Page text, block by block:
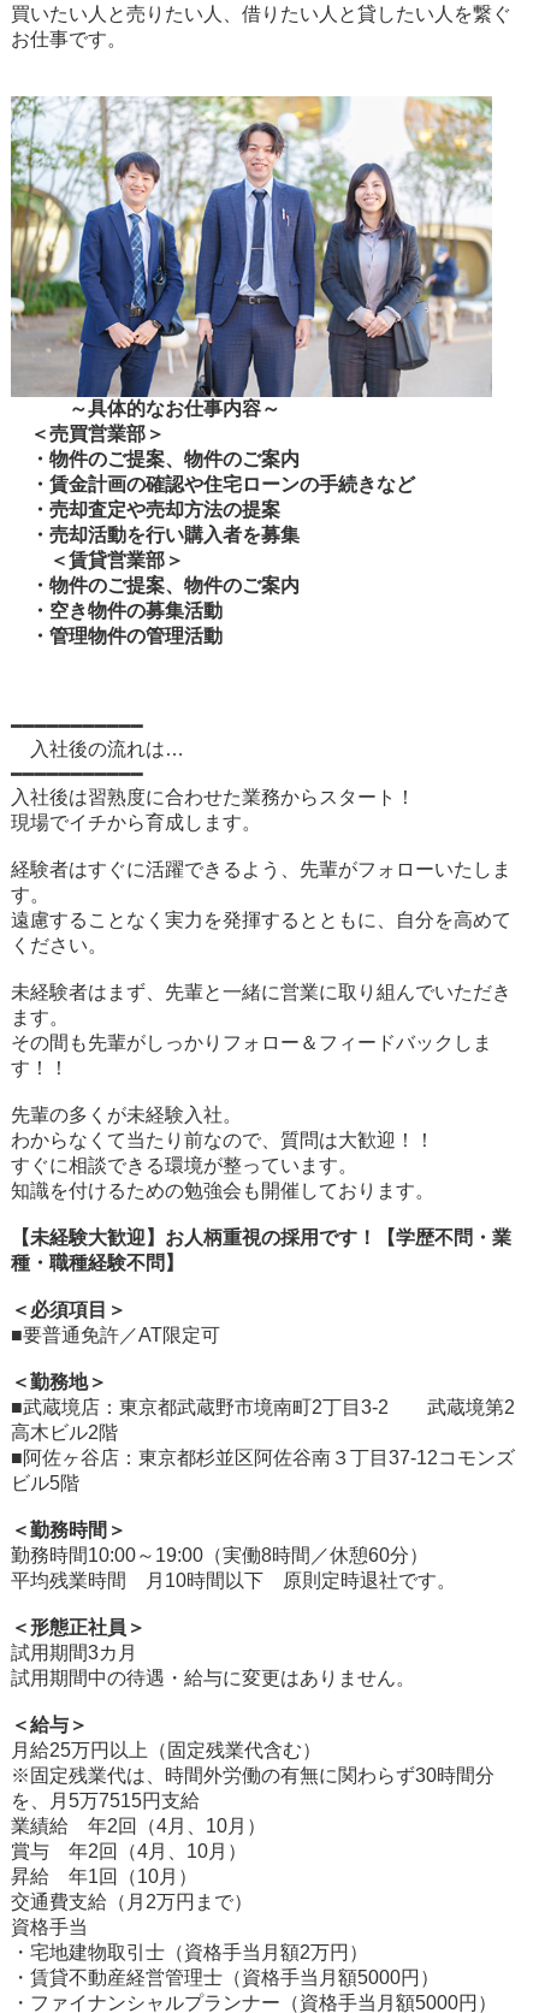
買いたい人と売りたい人、借りたい人と貸したい人を繋ぐ
お仕事です。
～具体的なお仕事内容～
＜売買営業部＞
・物件のご提案、物件のご案内
・賃金計画の確認や住宅ローンの手続きなど
・売却査定や売却方法の提案
・売却活動を行い購入者を募集
＜賃貸営業部＞
・物件のご提案、物件のご案内
・空き物件の募集活動
・管理物件の管理活動
━━━━━━━━━━━
入社後の流れは…
━━━━━━━━━━━
入社後は習熟度に合わせた業務からスタート！
現場でイチから育成します。
経験者はすぐに活躍できるよう、先輩がフォローいたしま
す。
遠慮することなく実力を発揮するとともに、自分を高めて
ください。
未経験者はまず、先輩と一緒に営業に取り組んでいただき
ます。
その間も先輩がしっかりフォロー＆フィードバックしま
す！！
先輩の多くが未経験入社。
わからなくて当たり前なので、質問は大歓迎！！
すぐに相談できる環境が整っています。
知識を付けるための勉強会も開催しております。
【未経験大歓迎】お人柄重視の採用です！【学歴不問・業
種・職種経験不問】
＜必須項目＞
■要普通免許／AT限定可
＜勤務地＞
■武蔵境店：東京都武蔵野市境南町2丁目3-2 武蔵境第2
高木ビル2階
■阿佐ヶ谷店：東京都杉並区阿佐谷南３丁目37-12コモンズ
ビル5階
＜勤務時間＞
勤務時間10:00～19:00（実働8時間／休憩60分）
平均残業時間 月10時間以下 原則定時退社です。
＜形態正社員＞
試用期間3カ月
試用期間中の待遇・給与に変更はありません。
＜給与＞
月給25万円以上（固定残業代含む）
※固定残業代は、時間外労働の有無に関わらず30時間分
を、月5万7515円支給
業績給 年2回（4月、10月）
賞与 年2回（4月、10月）
昇給 年1回（10月）
交通費支給（月2万円まで）
資格手当
・宅地建物取引士（資格手当月額2万円）
・賃貸不動産経営管理士（資格手当月額5000円）
・ファイナンシャルプランナー（資格手当月額5000円）